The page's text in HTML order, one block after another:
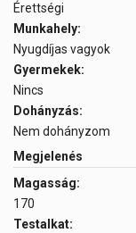
Érettségi
Munkahely:
Nyugdíjas vagyok
Gyermekek:
Nincs
Dohányzás:
Nem dohányzom
Megjelenés
Magasság:
170
Testalkat: